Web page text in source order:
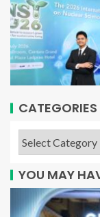
CATEGORIES
YOU MAY